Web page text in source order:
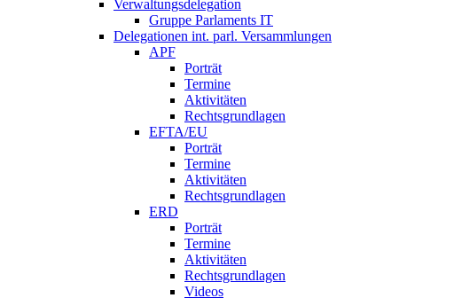
Verwaltungsdelegation
Gruppe Parlaments IT
Delegationen int. parl. Versammlungen
APF
Porträt
Termine
Aktivitäten
Rechtsgrundlagen
EFTA/EU
Porträt
Termine
Aktivitäten
Rechtsgrundlagen
ERD
Porträt
Termine
Aktivitäten
Rechtsgrundlagen
Videos